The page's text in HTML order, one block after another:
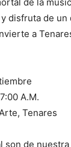
disfruta de
a
A.M.
Tenares
son de